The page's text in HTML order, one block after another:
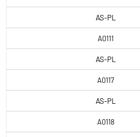
AS-PL
A0111
AS-PL
A0117
AS-PL
A0118